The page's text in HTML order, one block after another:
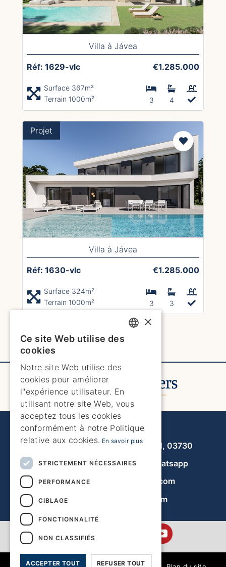
Villa à Jávea
Réf: 1629-vlc €1.285.000
Surface 367m²
Terrain 1000m²
3 4
Projet
Villa à Jávea
Réf: 1630-vlc €1.285.000
Surface 324m²
Terrain 1000m²
3 3
Javea Home Finders
Avenida de la Libertad 19, local 11, 03730
+34 966 470 133
Whatsapp
info@javeahomefinders.com
fr.javeahomefinders.com
ENGLISH
GERMAN
FRENCH
DUTCH
×
Ce site Web utilise des
cookies
Notre site Web utilise des
cookies pour améliorer
l"expérience utilisateur. En
utilisant notre site Web, vous
acceptez tous les cookies
conformément à notre Politique
relative aux cookies. En savoir plus
STRICTEMENT NÉCESSAIRES
PERFORMANCE
CIBLAGE
FONCTIONNALITÉ
NON CLASSIFIÉS
ACCEPTER TOUT REFUSER TOUT